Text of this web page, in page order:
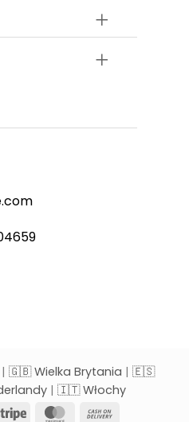
| 🇬🇧 Wielka Brytania | 🇪🇸
| 🇮🇹 Włochy
Stripe MasterCard